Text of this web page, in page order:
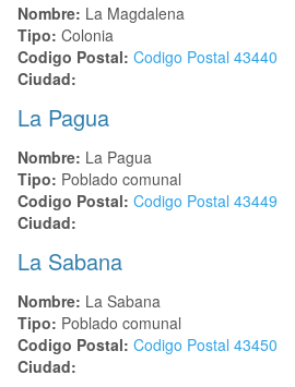
Nombre: La Magdalena
Tipo: Colonia
Codigo Postal: Codigo Postal 43440
Ciudad:
La Pagua
Nombre: La Pagua
Tipo: Poblado comunal
Codigo Postal: Codigo Postal 43449
Ciudad:
La Sabana
Nombre: La Sabana
Tipo: Poblado comunal
Codigo Postal: Codigo Postal 43450
Ciudad: